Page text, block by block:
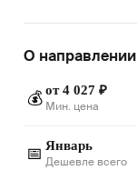
О направлении
💰 от 4 027 ₽
Мин. цена
📅 Январь
Дешевле всего